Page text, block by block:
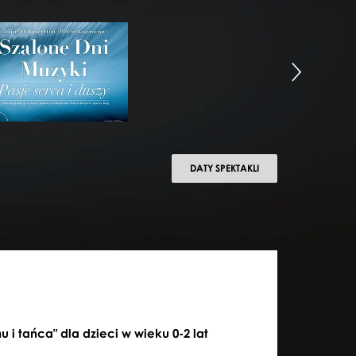
Szalone
DATY SPEKTAKLI
i tańca" dla dzieci w wieku 0-2 lat